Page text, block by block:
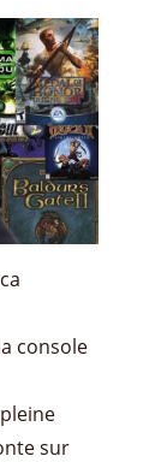
console
sur